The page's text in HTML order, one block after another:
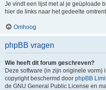
Je vindt een lijst met al je geüploade
hier de links naar het gedeelte
Omhoog
phpBB vragen
Wie heeft dit forum geschreven?
Deze software (in zijn originele
copyright beschermd door phpBB
de GNU General Public License en